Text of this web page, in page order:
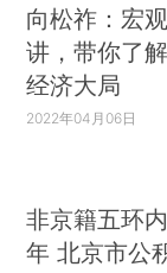
向松祚：宏
讲，带你了
经济大局
2022年04月06日
非京籍五环
年 北京市公